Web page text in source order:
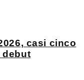
casi cinco
debut